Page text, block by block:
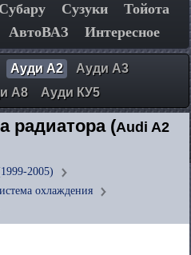
Субару Сузуки
Тойота
АвтоВАЗ Интересное
Ауди А2
Ауди А3
А8 Ауди КУ5
радиатора (Audi A2
2005)
охлаждения